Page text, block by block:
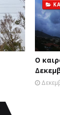
Ο